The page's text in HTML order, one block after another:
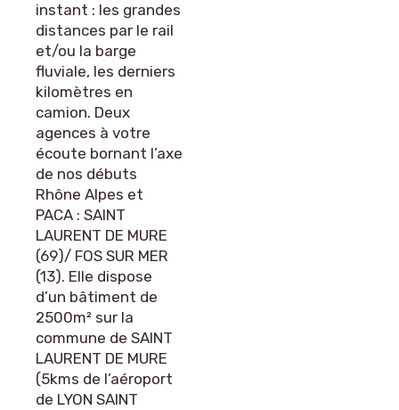
instant : les grandes
distances par le rail
et/ou la barge
fluviale, les derniers
kilomètres en
camion. Deux
agences à votre
écoute bornant l’axe
de nos débuts
Rhône Alpes et
PACA : SAINT
LAURENT DE MURE
(69)/ FOS SUR MER
(13). Elle dispose
d’un bâtiment de
2500m² sur la
commune de SAINT
LAURENT DE MURE
(5kms de l’aéroport
de LYON SAINT